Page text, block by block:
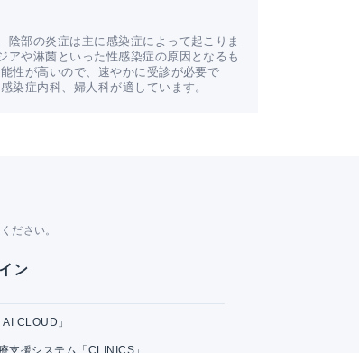
部の炎症は主に感染症によって起こりま
や淋菌といった性感染症の原因となるも
性が高いので、速やかに受診が必要で
染症内科、婦人科が適しています。
ださい。
ン
AI CLOUD」
支援システム「CLINICS」